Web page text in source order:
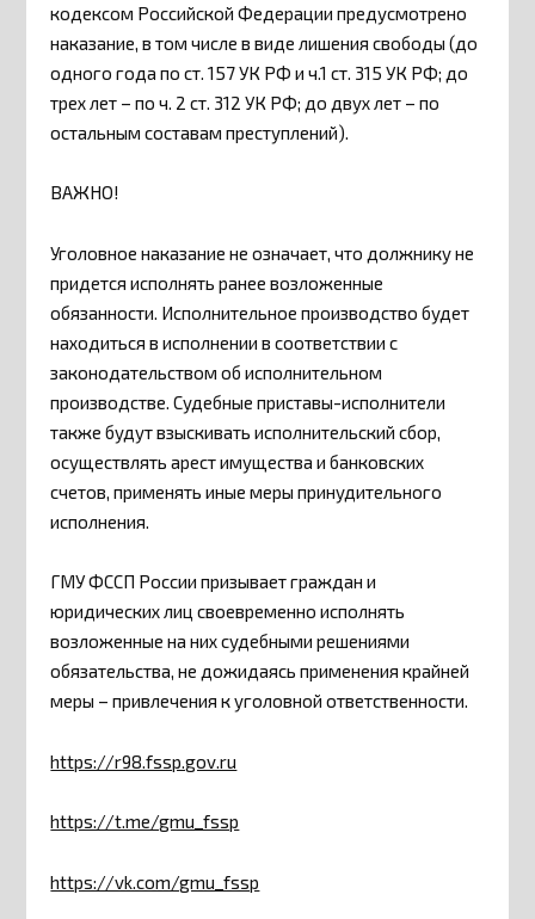
кодексом Российской Федерации предусмотрено
наказание, в том числе в виде лишения свободы (до
одного года по ст. 157 УК РФ и ч.1 ст. 315 УК РФ; до
трех лет – по ч. 2 ст. 312 УК РФ; до двух лет – по
остальным составам преступлений).
ВАЖНО!
Уголовное наказание не означает, что должнику не
придется исполнять ранее возложенные
обязанности. Исполнительное производство будет
находиться в исполнении в соответствии с
законодательством об исполнительном
производстве. Судебные приставы-исполнители
также будут взыскивать исполнительский сбор,
осуществлять арест имущества и банковских
счетов, применять иные меры принудительного
исполнения.
ГМУ ФССП России призывает граждан и
юридических лиц своевременно исполнять
возложенные на них судебными решениями
обязательства, не дожидаясь применения крайней
меры – привлечения к уголовной ответственности.
https://r98.fssp.gov.ru
https://t.me/gmu_fssp
https://vk.com/gmu_fssp